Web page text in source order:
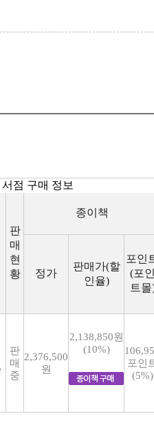
점 구매 정보
판
매
현
황
종이책
정가
판매가(할
인율)
포인
(포
트몰
판
매
중
2,376,500
원
2,138,850원
(10%)
포인
(5%)